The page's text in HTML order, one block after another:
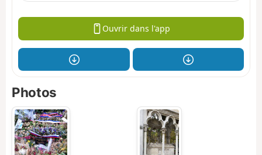
Ouvrir dans l'app
Photos